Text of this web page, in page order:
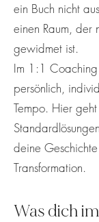
ein Buch nicht
einen Raum, der
gewidmet ist.
Im 1:1
persönlich,
Tempo. Hier
deine
Transformation.
Was dich